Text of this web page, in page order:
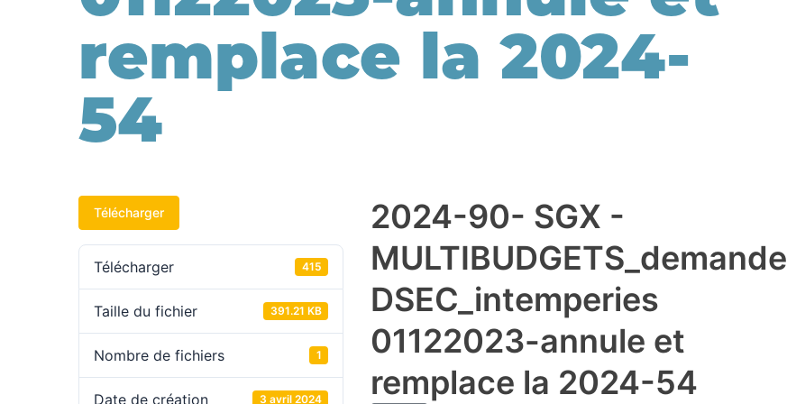
remplace la 2024-
54
Télécharger
Télécharger 415
Taille du fichier 391.21 KB
Nombre de fichiers 1
Date de création 3 avril 2024
2024-90- SGX -
MULTIBUDGETS_demande
DSEC_intemperies
01122023-annule et
remplace la 2024-54